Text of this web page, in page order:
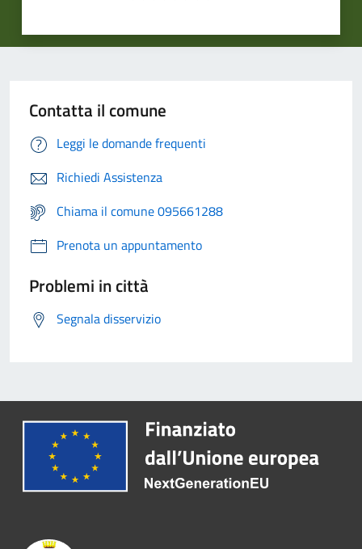
Contatta il comune
Leggi le domande frequenti
Richiedi Assistenza
Chiama il comune 095661288
Prenota un appuntamento
Problemi in città
Segnala disservizio